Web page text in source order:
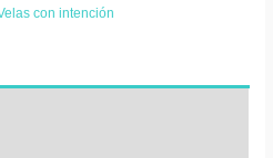
con intención